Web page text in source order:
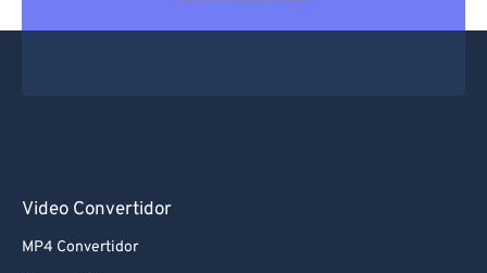
Video Convertidor
MP4 Convertidor